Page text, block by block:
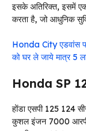
इसके अतिरिक्त, इसमें एक
करता है, जो आधुनिक
Honda City एडवांस
को घर ले जाये मात्र 5
Honda SP
होंडा एसपी 125 124
कुशल इंजन 7000